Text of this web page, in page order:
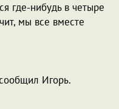
где-нибудь в четыре
мы все вместе
Игорь.